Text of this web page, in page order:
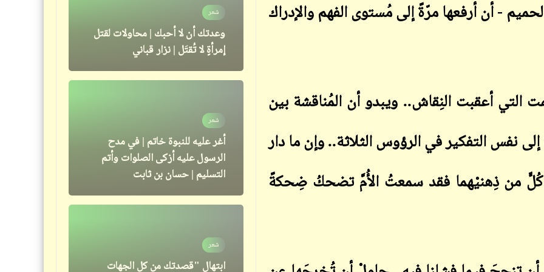
- أن أرفعها مرّةً إلى مُستوى الفهم والإدراك
التي أعقبت النِقاش.. ويبدو أن المُناقشة بين
إلى نفس التفكير في الرؤوس الثلاثة.. وإن ما دار
من ذِهنيْهما فقد سمعتُ الأُمَّ تضحكُ ضِحكةً
فيدراديو
مباراة الزمالك والوداد بطعم تاني | يا
سوااااادي
ابن أبي صادق
فيدراديو
2.5 مليار جنيه .. يا بلاش .. كده
بقى الواحد يفكّر يغيّر تليفونه
النوكيا
خبر
بعد جرائم الهند المتكرّرة في حق
شعر
وعدتك أن لا أحبك | محاولات لقتل
إمرأةٍ لا تُقتَل | نزار قباني
شعر
أغر عليه للنبوة خاتم | في مدح
الرسول عليه أزكى الصلوات وأتم
التسليم | حسان بن ثابت
شعر
ابتهال "قصدتك من كل الجهات